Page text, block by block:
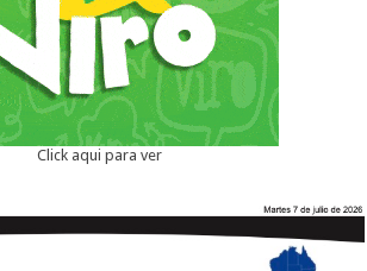
Click aqui para ver